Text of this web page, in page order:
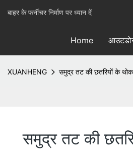
बाहर के फर्नीचर निर्माण पर ध्यान दें
Home
XUANHENG समुद्र तट की छतरियों के थोक
समुद्र तट की